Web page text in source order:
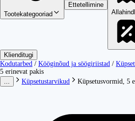
Tootekategooriad
Ettetellimine
Klienditugi
Kodutarbed / Kööginõud ja söögiriistad /
5 erinevat pakis
Küpsetustarvikud Küpsetusvormid, 5